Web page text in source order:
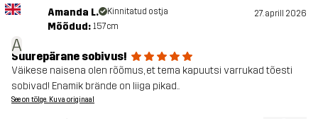
A
Amanda L. Kinnitatud ostja 27. aprill 2026
Mõõdud: 157cm
Suurepärane sobivus!
Väikese naisena olen rõõmus, et tema kapuutsi varrukad tõesti
sobivad! Enamik brände on liiga pikad..
See on tõlge. Kuva originaal